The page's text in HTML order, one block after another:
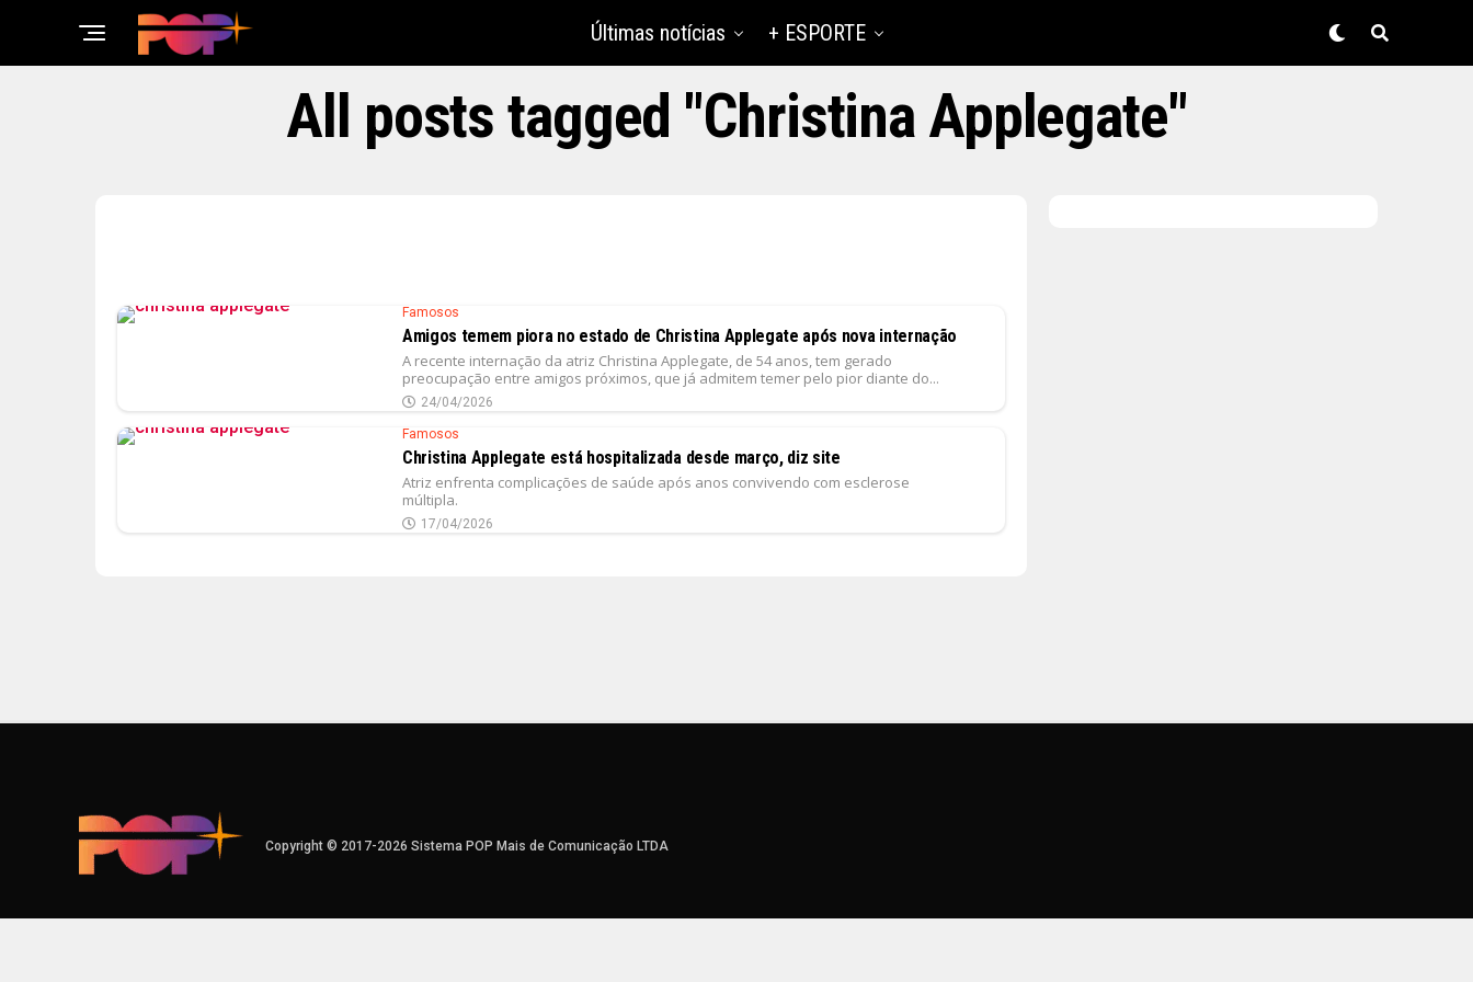
Últimas notícias + ESPORTE
All posts tagged "Christina Applegate"
Famosos
Amigos temem piora no estado de Christina Applegate após nova internação
A recente internação da atriz Christina Applegate, de 54 anos, tem gerado
preocupação entre amigos próximos, que já admitem temer pelo pior diante do...
24/04/2026
Famosos
Christina Applegate está hospitalizada desde março, diz site
Atriz enfrenta complicações de saúde após anos convivendo com esclerose
múltipla.
17/04/2026
Copyright © 2017-2026 Sistema POP Mais de Comunicação LTDA